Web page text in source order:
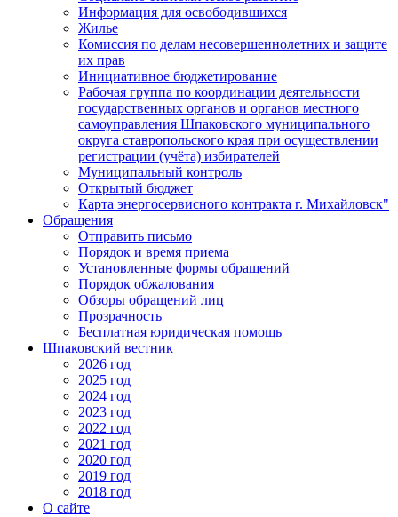
Информация для освободившихся
Жилье
Комиссия по делам несовершеннолетних и защите
их прав
Инициативное бюджетирование
Рабочая группа по координации деятельности
государственных органов и органов местного
самоуправления Шпаковского муниципального
округа ставропольского края при осуществлении
регистрации (учёта) избирателей
Муниципальный контроль
Открытый бюджет
Карта энергосервисного контракта г. Михайловск"
Обращения
Отправить письмо
Порядок и время приема
Установленные формы обращений
Порядок обжалования
Обзоры обращений лиц
Прозрачность
Бесплатная юридическая помощь
Шпаковский вестник
2026 год
2025 год
2024 год
2023 год
2022 год
2021 год
2020 год
2019 год
2018 год
О сайте